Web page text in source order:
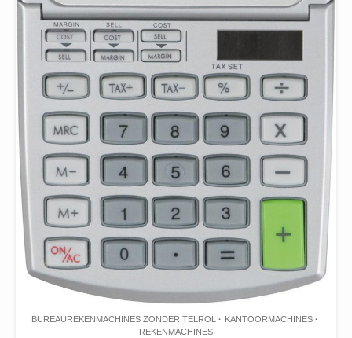
BUREAUREKENMACHINES ZONDER TELROL
KANTOORMACHINES
REKENMACHINES